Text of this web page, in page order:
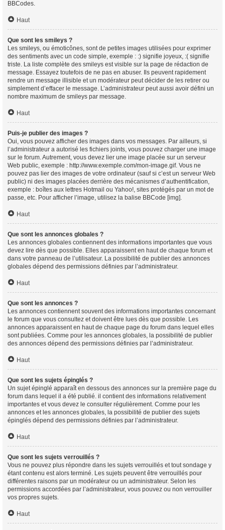
BBCodes.
Haut
Que sont les smileys ?
Les smileys, ou émoticônes, sont de petites images utilisées pour exprimer
des sentiments avec un code simple, exemple : :) signifie joyeux, :( signifie
triste. La liste complète des smileys est visible sur la page de rédaction de
message. Essayez toutefois de ne pas en abuser. Ils peuvent rapidement
rendre un message illisible et un modérateur peut décider de les retirer ou
simplement d’effacer le message. L’administrateur peut aussi avoir défini un
nombre maximum de smileys par message.
Haut
Puis-je publier des images ?
Oui, vous pouvez afficher des images dans vos messages. Par ailleurs, si
l’administrateur a autorisé les fichiers joints, vous pouvez charger une image
sur le forum. Autrement, vous devez lier une image placée sur un serveur
Web public, exemple : http://www.exemple.com/mon-image.gif. Vous ne
pouvez pas lier des images de votre ordinateur (sauf si c’est un serveur Web
public) ni des images placées derrière des mécanismes d’authentification,
exemple : boîtes aux lettres Hotmail ou Yahoo!, sites protégés par un mot de
passe, etc. Pour afficher l’image, utilisez la balise BBCode [img].
Haut
Que sont les annonces globales ?
Les annonces globales contiennent des informations importantes que vous
devez lire dès que possible. Elles apparaissent en haut de chaque forum et
dans votre panneau de l’utilisateur. La possibilité de publier des annonces
globales dépend des permissions définies par l’administrateur.
Haut
Que sont les annonces ?
Les annonces contiennent souvent des informations importantes concernant
le forum que vous consultez et doivent être lues dès que possible. Les
annonces apparaissent en haut de chaque page du forum dans lequel elles
sont publiées. Comme pour les annonces globales, la possibilité de publier
des annonces dépend des permissions définies par l’administrateur.
Haut
Que sont les sujets épinglés ?
Un sujet épinglé apparaît en dessous des annonces sur la première page du
forum dans lequel il a été publié. il contient des informations relativement
importantes et vous devez le consulter régulièrement. Comme pour les
annonces et les annonces globales, la possibilité de publier des sujets
épinglés dépend des permissions définies par l’administrateur.
Haut
Que sont les sujets verrouillés ?
Vous ne pouvez plus répondre dans les sujets verrouillés et tout sondage y
étant contenu est alors terminé. Les sujets peuvent être verrouillés pour
différentes raisons par un modérateur ou un administrateur. Selon les
permissions accordées par l’administrateur, vous pouvez ou non verrouiller
vos propres sujets.
Haut